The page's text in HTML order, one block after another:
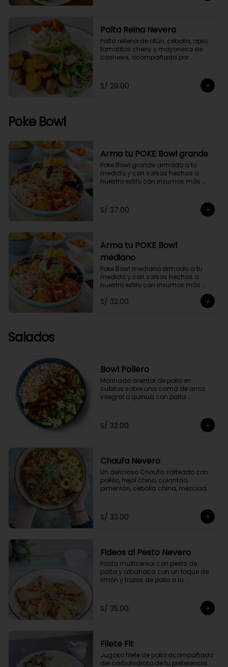
Palta Reina Nevera
Palta rellena de atún, cebolla, apio,
tomatitos cherry y mayonesa de
cashews, acompañada por
arúgula.
S/ 29.00
Poke Bowl
Arma tu POKE Bowl grande
Poke Bowl grande armado a tu
medida y con salsas hechas a
nuestro estilo con insumos más
S/ 37.00
Arma tu POKE Bowl
mediano
Poke Bowl mediano armado a tu
medida y con salsas hechas a
nuestro estilo con insumos más
S/ 32.00
Salados
Bowl Pollero
Marinado oriental de pollo en
cubitos sobre una cama de arroz
integral o quinua con palta
soya.
S/ 32.00
Chaufa Nevero
Un delicioso Chaufa salteado con
pollito, frejol chino, colantao,
pimentón, cebolla china, mezclado
tortilla de huevo
S/ 33.00
Fideos al Pesto Nevero
Pasta multicereal con pesto de
palta y albahaca con un toque de
limón y trozos de pollo a la
parmesano.
S/ 35.00
Filete Fit
Jugoso filete de pollo acompañado
del carbohidrato de tu preferencia